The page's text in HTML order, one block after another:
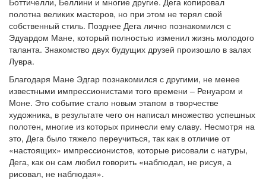
полотна великих мастеров, но при этом не терял свой
собственный стиль. Позднее Дега лично познакомился с
Эдуардом Мане, который полностью изменил жизнь молодого
таланта. Знакомство двух будущих друзей произошло в залах
Лувра.
Благодаря Мане Эдгар познакомился с другими, не менее
известными импрессионистами того времени – Ренуаром и
Моне. Это событие стало новым этапом в творчестве
художника, в результате чего он написал множество успешных
полотен, многие из которых принесли ему славу. Несмотря на
это, Дега было тяжело переучиться, так как в отличие от
«настоящих» импрессионистов, которые рисовали с натуры,
Дега, как он сам любил говорить «наблюдал, не рисуя, а
рисовал, не наблюдая».